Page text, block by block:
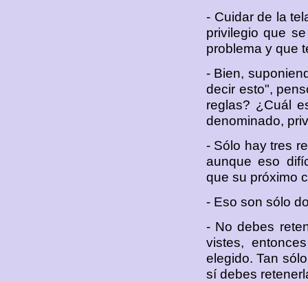
- Cuidar de la
privilegio que
problema y que
- Bien,
decir esto",
reglas? ¿Cuál
denominado,
- Sólo hay tres
aunque eso
que su próximo
- Eso son sólo
- No debes
vistes,
elegido. Tan
sí debes